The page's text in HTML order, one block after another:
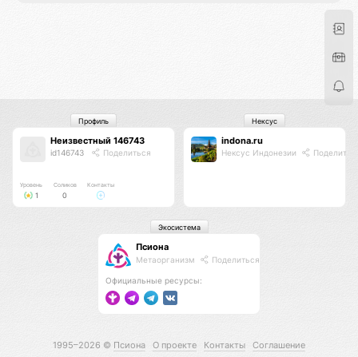
Неизвестный 146743
id146743 Поделиться
Уровень
1
Соликов
0
Контакты
Профиль
indona.ru
Нексус Индонезии
Нексус
Псиона
Метаорганизм Поделиться
Официальные ресурсы:
Экосистема
1995–2026 © Псиона О проекте Контакты Соглашение